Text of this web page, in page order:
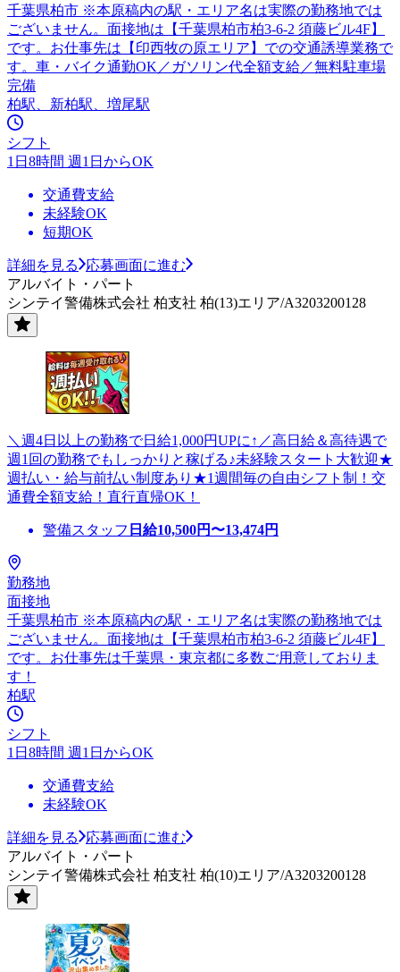
千葉県柏市 ※本原稿内の駅・エリア名は実際の勤務地では
ございません。面接地は【千葉県柏市柏3-6-2 須藤ビル4F】
です。お仕事先は【印西牧の原エリア】での交通誘導業務で
す。車・バイク通勤OK／ガソリン代全額支給／無料駐車場
完備
柏駅、新柏駅、増尾駅
シフト
1日8時間 週1日からOK
交通費支給
未経験OK
短期OK
詳細を見る
応募画面に進む
アルバイト・パート
シンテイ警備株式会社 柏支社 柏(13)エリア/A3203200128
＼週4日以上の勤務で日給1,000円UPに↑／高日給＆高待遇で
週1回の勤務でもしっかりと稼げる♪未経験スタート大歓迎★
週払い・給与前払い制度あり★1週間毎の自由シフト制！交
通費全額支給！直行直帰OK！
警備スタッフ 日給10,500円〜13,474円
勤務地
面接地
千葉県柏市 ※本原稿内の駅・エリア名は実際の勤務地では
ございません。面接地は【千葉県柏市柏3-6-2 須藤ビル4F】
です。お仕事先は千葉県・東京都に多数ご用意しておりま
す！
柏駅
シフト
1日8時間 週1日からOK
交通費支給
未経験OK
詳細を見る
応募画面に進む
アルバイト・パート
シンテイ警備株式会社 柏支社 柏(10)エリア/A3203200128